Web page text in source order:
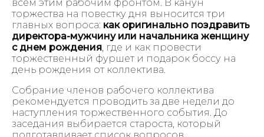
всем этим рабочим фронтом. В канун
торжества на повестку дня выносится три
главных вопроса: как оригинально поздравить
директора-мужчину или начальника женщину
с днем рождения, где и как провести
торжественный фуршет и подарок боссу на
день рождения от коллектива.
Собрание членов рабочего коллектива
рекомендуется проводить за две недели до
наступления торжественного события. До
заседания выбирается староста, который